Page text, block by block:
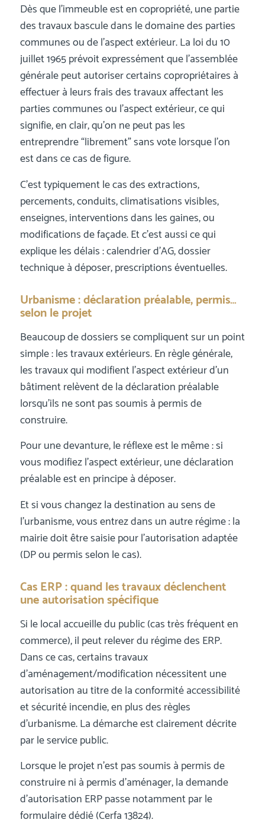
Dès que l’immeuble est en copropriété, une partie
des travaux bascule dans le domaine des parties
communes ou de l’aspect extérieur. La loi du 10
juillet 1965 prévoit expressément que l’assemblée
générale peut autoriser certains copropriétaires à
effectuer à leurs frais des travaux affectant les
parties communes ou l’aspect extérieur, ce qui
signifie, en clair, qu’on ne peut pas les
entreprendre “librement” sans vote lorsque l’on
est dans ce cas de figure.
C’est typiquement le cas des extractions,
percements, conduits, climatisations visibles,
enseignes, interventions dans les gaines, ou
modifications de façade. Et c’est aussi ce qui
explique les délais : calendrier d’AG, dossier
technique à déposer, prescriptions éventuelles.
Urbanisme : déclaration préalable, permis…
selon le projet
Beaucoup de dossiers se compliquent sur un point
simple : les travaux extérieurs. En règle générale,
les travaux qui modifient l’aspect extérieur d’un
bâtiment relèvent de la déclaration préalable
lorsqu’ils ne sont pas soumis à permis de
construire.
Pour une devanture, le réflexe est le même : si
vous modifiez l’aspect extérieur, une déclaration
préalable est en principe à déposer.
Et si vous changez la destination au sens de
l’urbanisme, vous entrez dans un autre régime : la
mairie doit être saisie pour l’autorisation adaptée
(DP ou permis selon le cas).
Cas ERP : quand les travaux déclenchent
une autorisation spécifique
Si le local accueille du public (cas très fréquent en
commerce), il peut relever du régime des ERP.
Dans ce cas, certains travaux
d’aménagement/modification nécessitent une
autorisation au titre de la conformité accessibilité
et sécurité incendie, en plus des règles
d’urbanisme. La démarche est clairement décrite
par le service public.
Lorsque le projet n’est pas soumis à permis de
construire ni à permis d’aménager, la demande
d’autorisation ERP passe notamment par le
formulaire dédié (Cerfa 13824).